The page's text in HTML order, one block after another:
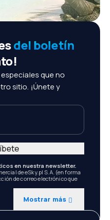
del boletín
que no
sitio. ¡Únete y
en nuestra newsletter.
de eSky.pl S.A. (en forma
de correo electrónico que
Mostrar más